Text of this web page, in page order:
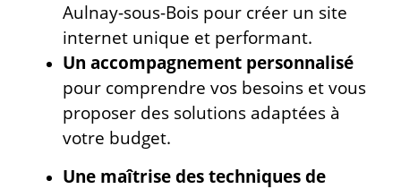
Aulnay-sous-Bois pour créer un site
internet unique et performant.
Un accompagnement personnalisé
pour comprendre vos besoins et vous
proposer des solutions adaptées à
votre budget.
Une maîtrise des techniques de